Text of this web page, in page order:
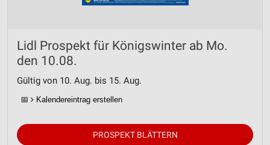
Lidl Prospekt für Königswinter ab Mo.
den 10.08.
Gültig von 10. Aug. bis 15. Aug.
📅 Kalendereintrag erstellen
PROSPEKT BLÄTTERN